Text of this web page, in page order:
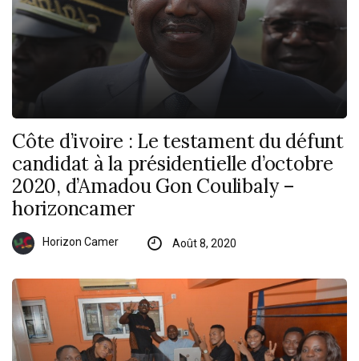
Côte d’ivoire : Le testament du défunt
candidat à la présidentielle d’octobre
2020, d’Amadou Gon Coulibaly –
horizoncamer
Horizon Camer Août 8, 2020